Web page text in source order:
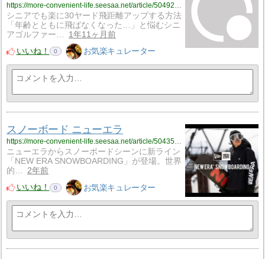
https://more-convenient-life.seesaa.net/article/504929925.html
シニアでも楽に30ヤード飛距離アップする方法
「年齢とともに飛ばなくなった…」と悩むシニ
アゴルファー…
1年11ヶ月前
いいね！
0 お気楽キュレーター
スノーボード ニューエラ
https://more-convenient-life.seesaa.net/article/504356312.html
ニューエラからスノーボードシーンに新ライン
「NEW ERA SNOWBOARDING」が登場。世界
的…
2年前
いいね！
0 お気楽キュレーター